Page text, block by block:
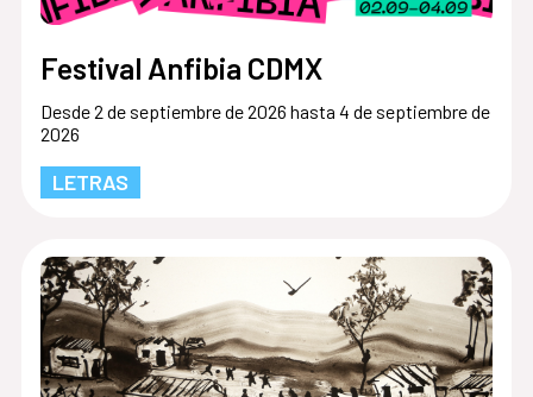
Festival Anfibia CDMX
Desde 2 de septiembre de 2026 hasta 4 de septiembre de
2026
LETRAS